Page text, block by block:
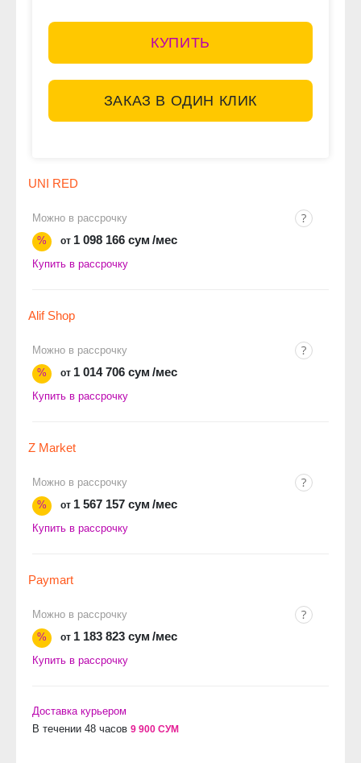
КУПИТЬ
ЗАКАЗ В ОДИН КЛИК
UNI RED
Можно в рассрочку
%
от 1 098 166 сум /мес
Купить в рассрочку
Alif Shop
Можно в рассрочку
%
от 1 014 706 сум /мес
Купить в рассрочку
Z Market
Можно в рассрочку
%
от 1 567 157 сум /мес
Купить в рассрочку
Paymart
Можно в рассрочку
%
от 1 183 823 сум /мес
Купить в рассрочку
Доставка курьером
В течении 48 часов 9 900 СУМ